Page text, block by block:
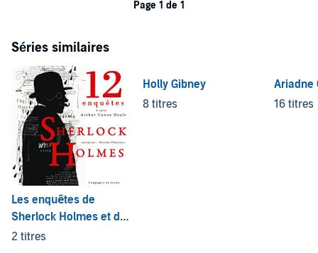
Page 1 de 1
Séries similaires
Les enquêtes de
Sherlock Holmes et du
Dr Watson : Collection
2 titres
Holly Gibney
8 titres
Ariadne
16 titres